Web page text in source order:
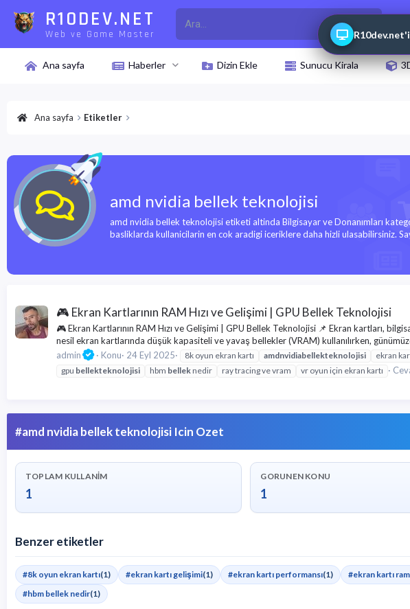
R10DEV.NET
Web ve Game Master
Ana sayfa Haberler Dizin Ekle Sunucu Kirala
Ana sayfa Etiketler
amd nvidia bellek teknolojisi
amd nvidia bellek teknolojisi etiketi altinda Bilgisayar ve Donanımları
basliklarda kullanicilarin en cok aradigi iceriklere daha hizli ulasabilirsiniz.
🎮 Ekran Kartlarının RAM Hızı ve Gelişimi | GPU Bellek Teknolojisi
🎮 Ekran Kartlarının RAM Hızı ve Gelişimi | GPU Bellek Teknolojisi 📌 Ekran kartları,
nesil ekran kartlarında düşük kapasiteli ve yavaş bellekler (VRAM) kullanılırken,
admin
Konu 24 Eyl 2025 8k oyun ekran kartı amdnvidiabellekteknolojisi ekran
gpu bellekteknolojisi hbm belleknedir ray tracing ve vram vr oyun için ekran kartı
#amd nvidia bellek teknolojisi Icin Ozet
TOPLAM KULLANIM
1
GORUNEN KONU
1
Benzer etiketler
#8k oyun ekran kartı(1) #ekran kartı gelişimi(1) #ekran kartı performansı(1) #ekran kartı ram
#hbm bellek nedir(1)